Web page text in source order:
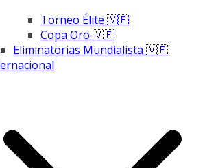
Torneo Élite 🇻🇪
Copa Oro 🇻🇪
Eliminatorias Mundialista 🇻🇪